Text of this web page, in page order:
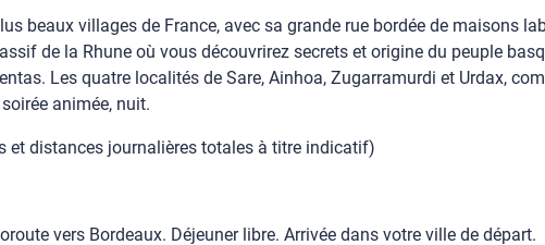
beaux villages de France, avec sa grande rue bordée de maisons
de la Rhune où vous découvrirez secrets et origine du peuple
Les quatre localités de Sare, Ainhoa, Zugarramurdi et Urdax,
animée, nuit.
et distances journalières totales à titre indicatif)
vers Bordeaux. Déjeuner libre. Arrivée dans votre ville de départ.